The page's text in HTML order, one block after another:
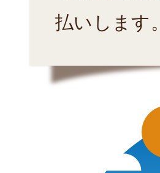
払いします。